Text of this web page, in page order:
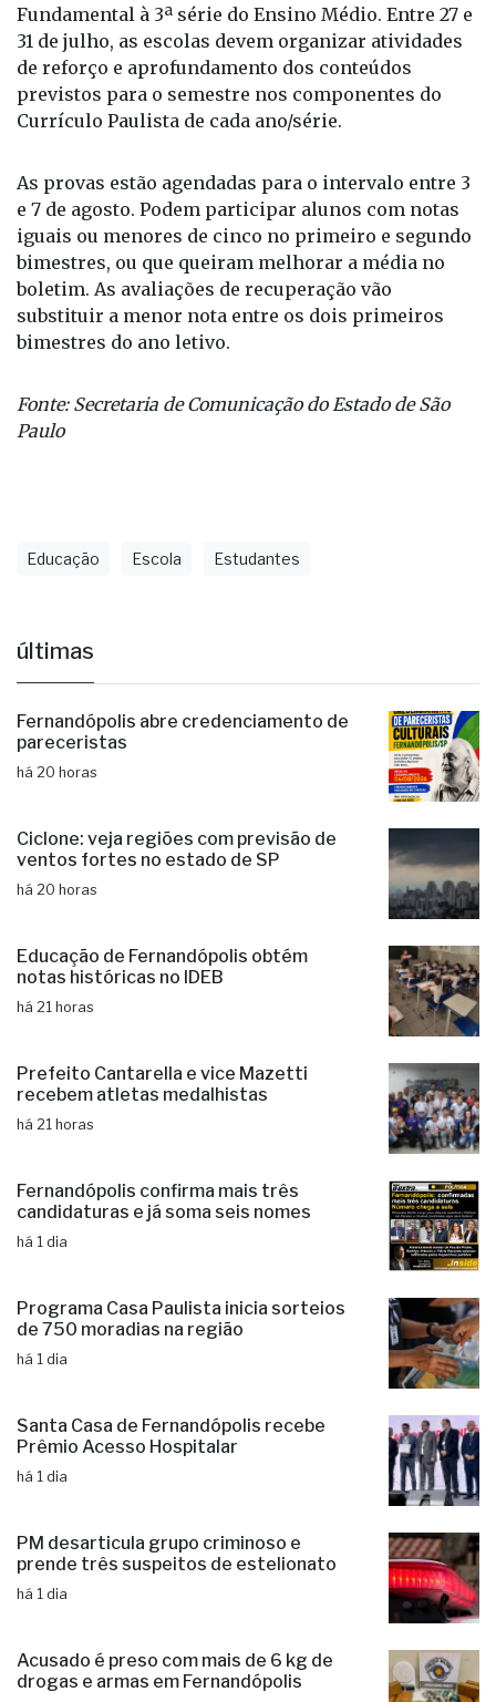
Fundamental à 3ª série do Ensino Médio. Entre 27 e
31 de julho, as escolas devem organizar atividades
de reforço e aprofundamento dos conteúdos
previstos para o semestre nos componentes do
Currículo Paulista de cada ano/série.
As provas estão agendadas para o intervalo entre 3
e 7 de agosto. Podem participar alunos com notas
iguais ou menores de cinco no primeiro e segundo
bimestres, ou que queiram melhorar a média no
boletim. As avaliações de recuperação vão
substituir a menor nota entre os dois primeiros
bimestres do ano letivo.
Fonte: Secretaria de Comunicação do Estado de São
Paulo
Educação Escola Estudantes
últimas
Fernandópolis abre credenciamento de
pareceristas
há 20 horas
Ciclone: veja regiões com previsão de
ventos fortes no estado de SP
há 20 horas
Educação de Fernandópolis obtém
notas históricas no IDEB
há 21 horas
Prefeito Cantarella e vice Mazetti
recebem atletas medalhistas
há 21 horas
Fernandópolis confirma mais três
candidaturas e já soma seis nomes
há 1 dia
Programa Casa Paulista inicia sorteios
de 750 moradias na região
há 1 dia
Santa Casa de Fernandópolis recebe
Prêmio Acesso Hospitalar
há 1 dia
PM desarticula grupo criminoso e
prende três suspeitos de estelionato
há 1 dia
Acusado é preso com mais de 6 kg de
drogas e armas em Fernandópolis